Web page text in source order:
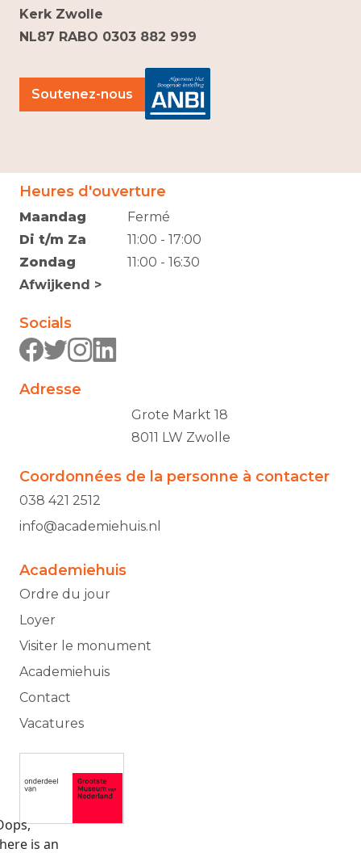
Heures d'ouverture
Maandag
Di t/m Za
Zondag
Afwijkend >
Fermé
11:00 - 17:00
11:00 - 16:30
Socials
Adresse
Grote Markt 18
8011 LW Zwolle
Coordonnées de la personne à contacter
038 421 2512
info@academiehuis.nl
Academiehuis
Ordre du jour
Loyer
Visiter le monument
Academiehuis
Contact
Vacatures
Kerk Zwolle
NL87 RABO 0303 882 999
Soutenez-nous